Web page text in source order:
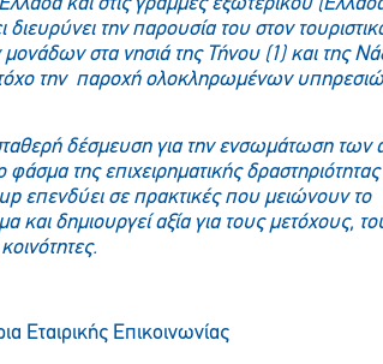
διευρύνει την παρουσία του στον
στα νησιά της Τήνου (1) και της
την παροχή ολοκληρωμένων
δέσμευση για την ενσωμάτωση των
της επιχειρηματικής
επενδύει σε πρακτικές που μειώνουν το
και δημιουργεί αξία για τους μετόχους,
Εταιρικής Επικοινωνίας